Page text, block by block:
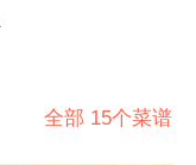
全部 15个菜谱